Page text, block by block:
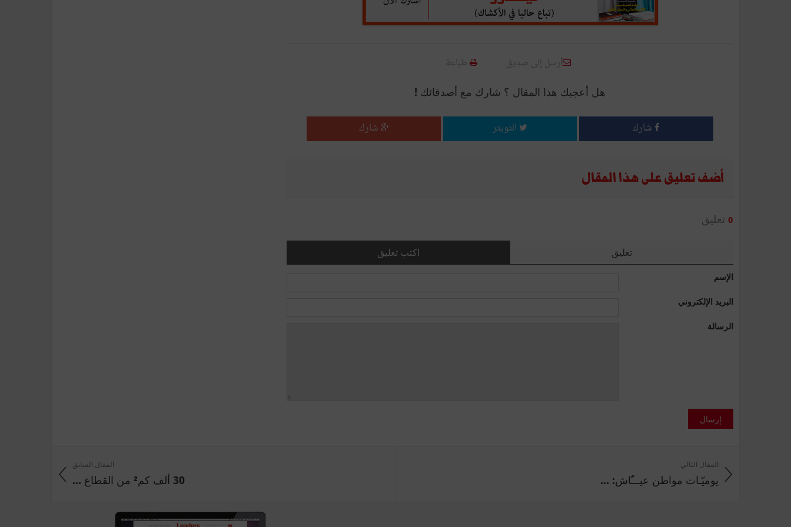
أرسل إلى صديق طباعة
هل أعجبك هذا المقال ؟ شارك مع أصدقائك !
شارك التويتر شارك
أضف تعليق على هذا المقال
0 تعليق
اكتب تعليق تعليق
الإسم
البريد الإلكتروني
الرسالة
إرسال
المقال السابق
30 ألف كم² من القطاع ...
المقال التالي
يوميّـات مواطن عيـــّاش: ...